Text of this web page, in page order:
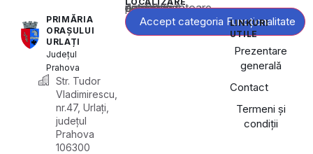
PRIMĂRIA
ORAȘULUI
URLAȚI
Județul
Prahova
Str. Tudor
Vladimirescu,
nr.47, Urlați,
județul
Prahova
106300
Acest conținut este blocat până când acceptați categoria corespunzătoare de cookie-uri.
Accept categoria Funcționalitate
LINKURI
UTILE
Prezentare
generală
Contact
Termeni și
condiții